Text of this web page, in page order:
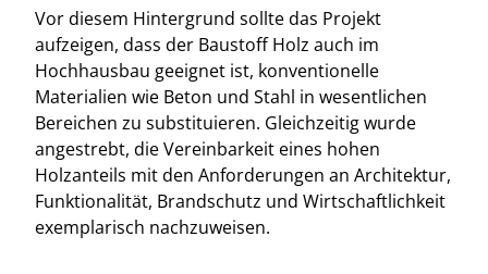
Vor diesem Hintergrund sollte das Projekt
aufzeigen, dass der Baustoff Holz auch im
Hochhausbau geeignet ist, konventionelle
Materialien wie Beton und Stahl in wesentlichen
Bereichen zu substituieren. Gleichzeitig wurde
angestrebt, die Vereinbarkeit eines hohen
Holzanteils mit den Anforderungen an Architektur,
Funktionalität, Brandschutz und Wirtschaftlichkeit
exemplarisch nachzuweisen.